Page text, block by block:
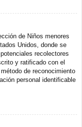
de Niños menores
Unidos, donde se
recolectores
y ratificado con el
de reconocimiento
personal identificable